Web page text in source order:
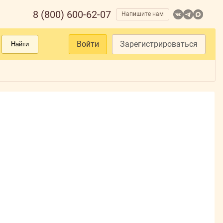
8 (800) 600-62-07 Напишите нам
Найти Войти Зарегистрироваться